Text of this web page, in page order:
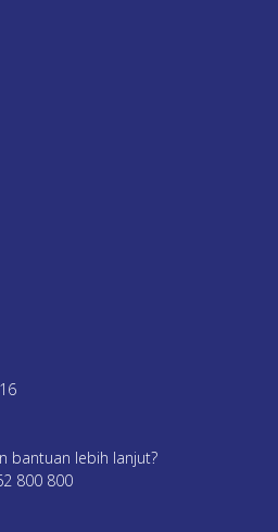
bantuan lebih lanjut?
800 800